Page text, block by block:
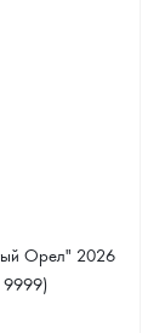
Орел" 2026
9999)